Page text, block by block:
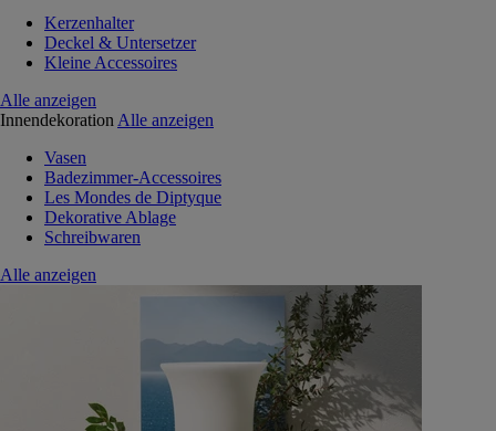
Kerzenhalter
Deckel & Untersetzer
Kleine Accessoires
Alle anzeigen
Innendekoration Alle anzeigen
Vasen
Badezimmer-Accessoires
Les Mondes de Diptyque
Dekorative Ablage
Schreibwaren
Alle anzeigen